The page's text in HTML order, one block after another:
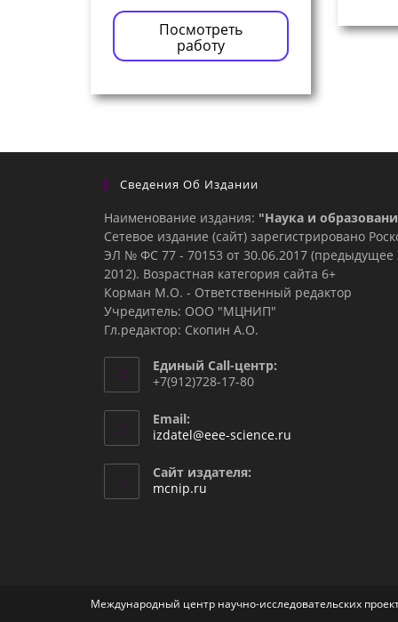
Посмотреть
работу
Сведения Об Издании
Наименование издания: "Наука и
Сетевое издание (сайт) зарегистрировано
ЭЛ № ФС 77 - 70153 от 30.06.2017
2012). Возрастная категория сайта 6+
Корман М.О. - Ответственный редактор
Учредитель: ООО "МЦНИП"
Гл.редактор: Скопин А.О.
Единый Call-центр:
+7(912)728-17-80
Email:
izdatel@eee-science.ru
Сайт издателя:
mcnip.ru
Международный центр научно-исследовательских